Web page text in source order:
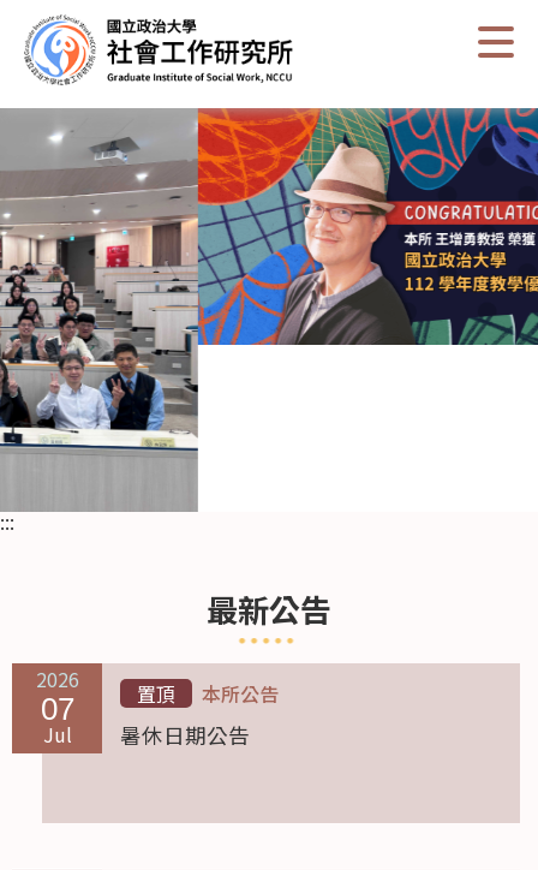
到
主
要
容
:::
最新公告
2026
07
Jul
置頂 本所公告
暑休日期公告